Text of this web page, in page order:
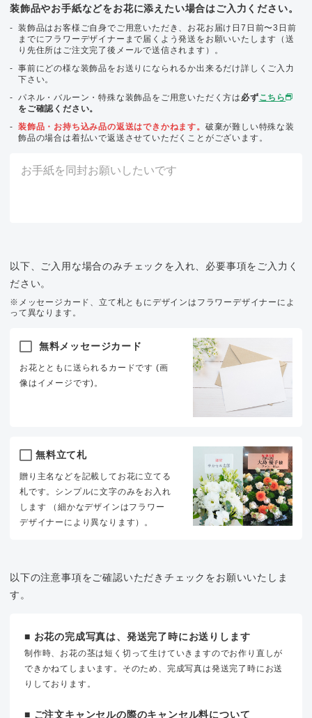
装飾品やお手紙などをお花に添えたい場合はご入力ください。
装飾品はお客様ご自身でご用意いただき、お花お届け日7日前〜3日前
までにフラワーデザイナーまで届くよう発送をお願いいたします（送
り先住所はご注文完了後メールで送信されます）。
事前にどの様な装飾品をお送りになられるか出来るだけ詳しくご入力
下さい。
パネル・バルーン・特殊な装飾品をご用意いただく方は 必ずこちら
をご確認ください。
装飾品・お持ち込み品の返送はできかねます。 破棄が難しい特殊な装
飾品の場合は着払いで返送させていただくことがございます。
以下、ご入用な場合のみチェックを入れ、必要事項をご入力く
ださい。
※メッセージカード、立て札ともにデザインはフラワーデザイナーによ
って異なります。
無料メッセージカード
お花とともに送られるカードです (画
像はイメージです)。
無料立て札
贈り主名などを記載してお花に立てる
札です。シンプルに文字のみをお入れ
します （細かなデザインはフラワー
デザイナーにより異なります）。
以下の注意事項をご確認いただきチェックをお願いいたしま
す。
■ お花の完成写真は、発送完了時にお送りします
制作時、お花の茎は短く切って生けていきますのでお作り直しが
できかねてしまいます。そのため、完成写真は発送完了時にお送
りしております。
■ ご注文キャンセルの際のキャンセル料について